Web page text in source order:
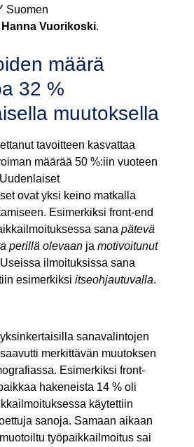
Suomen
Hanna Vuorikoski.
määrä
32 %
muutoksella
tavoitteen kasvattaa
määrää 50 %:iin vuoteen
ovat yksi keino matkalla
Esimerkiksi front-end
sana pätevä
perillä olevaan ja motivoitunut
ilmoituksissa sana
esimerkiksi itseohjautuvalla.
sanavalintojen
merkittävän muutoksen
Esimerkiksi front-
hakeneista 14 % oli
käytettiin
sanoja. Samaan aikaan
työpaikkailmoitus sai